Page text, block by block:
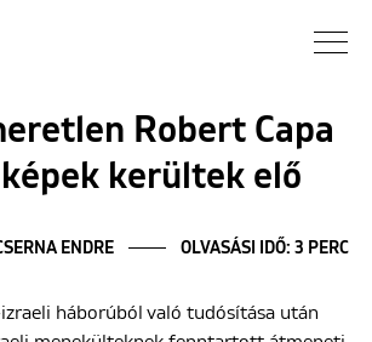
Hírek
Galéria
Interjú
Esszé
Robert Capa
képek kerültek elő
ENDRE OLVASÁSI IDŐ: 3 PERC
háborúból való tudósítása után